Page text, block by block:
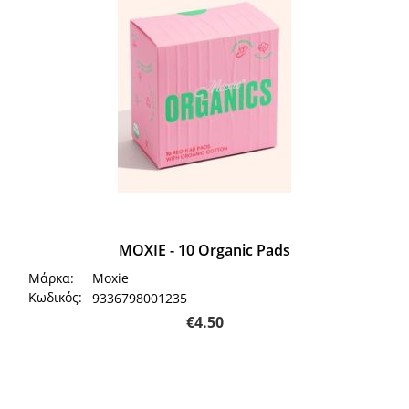
MOXIE - 10 Organic Pads
Μάρκα:
Moxie
Κωδικός:
9336798001235
€4.50